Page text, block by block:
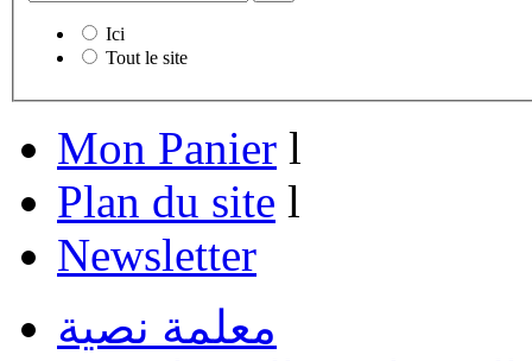
Ici
Tout le site
Mon Panier l
Plan du site l
Newsletter
معلمة نصية